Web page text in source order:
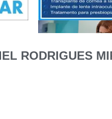
RODRIGUES